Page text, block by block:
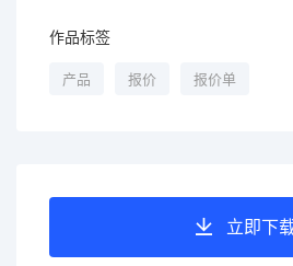
作品标签
产品 报价 报价单
立即下